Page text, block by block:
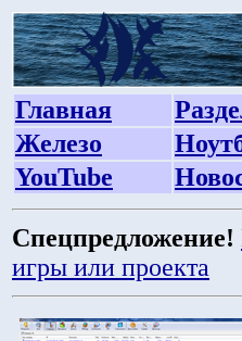
Главная
Железо
YouTube
Спецпредложение!
игры или проекта